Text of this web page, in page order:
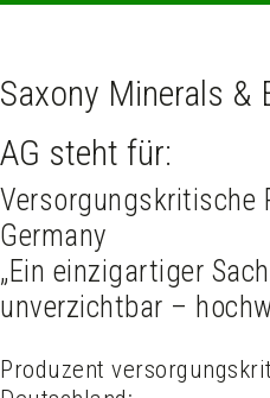
Saxony Minerals &
AG steht für:
Versorgungskritische
Germany
„Ein einzigartiger
unverzichtbar –
Produzent